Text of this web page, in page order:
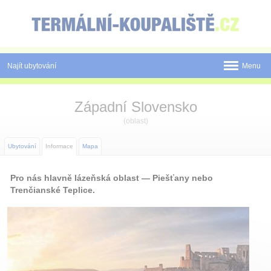
Najít ubytování
Slevy a Last Minute
Postup rezervace
Kontakt
Menu
Západní Slovensko
(oblast)
Ubytování Informace Mapa
Pro nás hlavně lázeňská oblast — Piešťany nebo
Trenčianské Teplice.